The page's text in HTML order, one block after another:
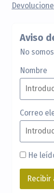
Aviso
No
Nombre
Correo
He